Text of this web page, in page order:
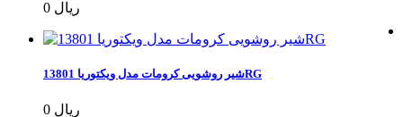
0 ریال
شیر روشویی کرومات مدل ویکتوریا 13801RG
0 ریال